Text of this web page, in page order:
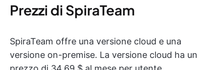
Prezzi di SpiraTeam
SpiraTeam offre una versione cloud e una
versione on-premise. La versione cloud ha un